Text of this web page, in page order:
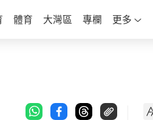
體育 大灣區 專欄 更多